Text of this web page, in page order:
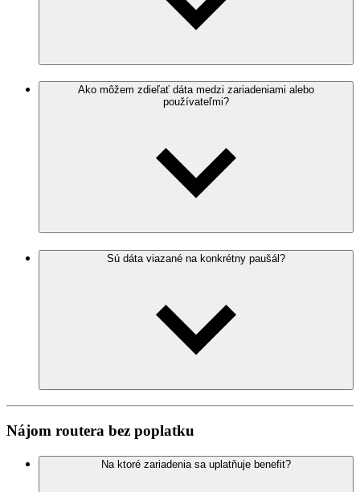
Ako môžem zdieľať dáta medzi zariadeniami alebo
používateľmi?
Sú dáta viazané na konkrétny paušál?
Nájom routera bez poplatku
Na ktoré zariadenia sa uplatňuje benefit?